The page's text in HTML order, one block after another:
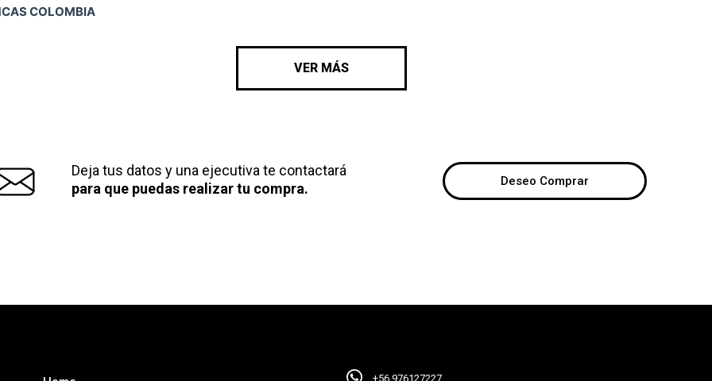
COLOMBIA
VER MÁS
Deja tus datos y una ejecutiva te contactará
para que puedas realizar tu compra.
Deseo Comprar
+56 976127227